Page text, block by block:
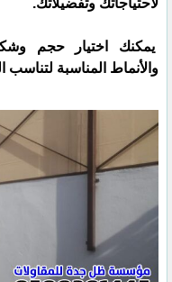
لاحتياجاتك وتفضيلاتك.
يمكنك اختيار حجم
والأنماط المناسبة لتناسب